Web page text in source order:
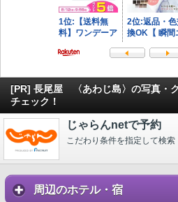
[PR] 長尾屋 〈あわじ島〉の写真・
チェック！
じゃらんnetで予約
こだわり条件を指定して検索
周辺のホテル・宿